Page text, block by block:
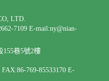
LTD.
7109 E-mail:ny@nian-
155巷5號2樓
FAX:86-769-85533170 E-